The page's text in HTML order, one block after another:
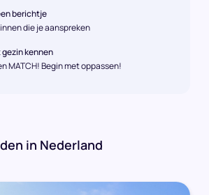
berichtje
die je aanspreken
gezin kennen
MATCH! Begin met oppassen!
in Nederland